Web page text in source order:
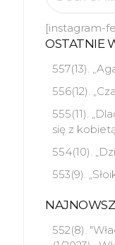
[instagram-
OSTATNIE
557(13).
556(12).
555(11).
się z
554(10).
553(9).
552(8).